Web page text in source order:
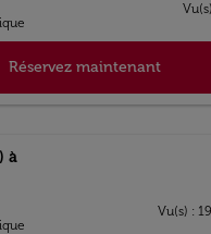
Réservez maintenant
à
Vu(s) :